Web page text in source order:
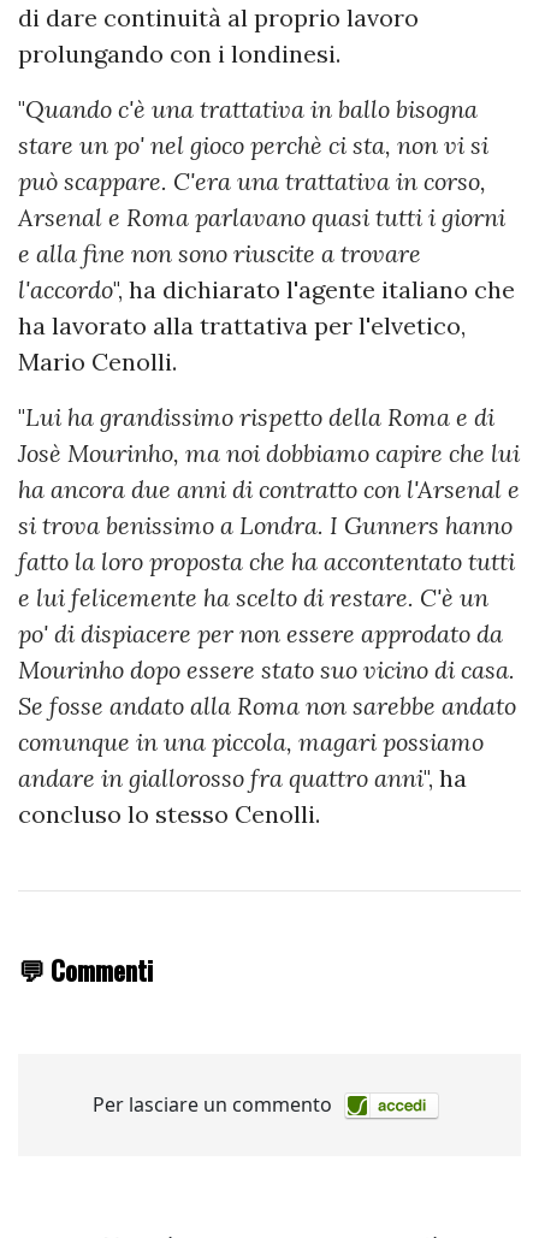
di dare continuità al proprio lavoro
prolungando con i londinesi.
"Quando c'è una trattativa in ballo bisogna
stare un po' nel gioco perchè ci sta, non vi si
può scappare. C'era una trattativa in corso,
Arsenal e Roma parlavano quasi tutti i giorni
e alla fine non sono riuscite a trovare
l'accordo", ha dichiarato l'agente italiano che
ha lavorato alla trattativa per l'elvetico,
Mario Cenolli.
"Lui ha grandissimo rispetto della Roma e di
Josè Mourinho, ma noi dobbiamo capire che lui
ha ancora due anni di contratto con l'Arsenal e
si trova benissimo a Londra. I Gunners hanno
fatto la loro proposta che ha accontentato tutti
e lui felicemente ha scelto di restare. C'è un
po' di dispiacere per non essere approdato da
Mourinho dopo essere stato suo vicino di casa.
Se fosse andato alla Roma non sarebbe andato
comunque in una piccola, magari possiamo
andare in giallorosso fra quattro anni", ha
concluso lo stesso Cenolli.
💬 Commenti